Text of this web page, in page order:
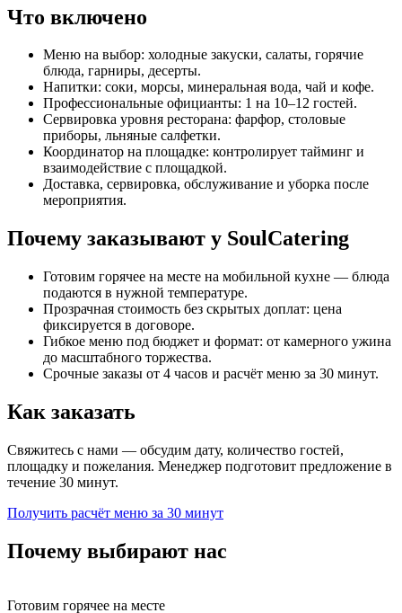
Что включено
Меню на выбор: холодные закуски, салаты, горячие
блюда, гарниры, десерты.
Напитки: соки, морсы, минеральная вода, чай и кофе.
Профессиональные официанты: 1 на 10–12 гостей.
Сервировка уровня ресторана: фарфор, столовые
приборы, льняные салфетки.
Координатор на площадке: контролирует тайминг и
взаимодействие с площадкой.
Доставка, сервировка, обслуживание и уборка после
мероприятия.
Почему заказывают у SoulCatering
Готовим горячее на месте на мобильной кухне — блюда
подаются в нужной температуре.
Прозрачная стоимость без скрытых доплат: цена
фиксируется в договоре.
Гибкое меню под бюджет и формат: от камерного ужина
до масштабного торжества.
Срочные заказы от 4 часов и расчёт меню за 30 минут.
Как заказать
Свяжитесь с нами — обсудим дату, количество гостей,
площадку и пожелания. Менеджер подготовит предложение в
течение 30 минут.
Получить расчёт меню за 30 минут
Почему выбирают нас
Готовим горячее на месте